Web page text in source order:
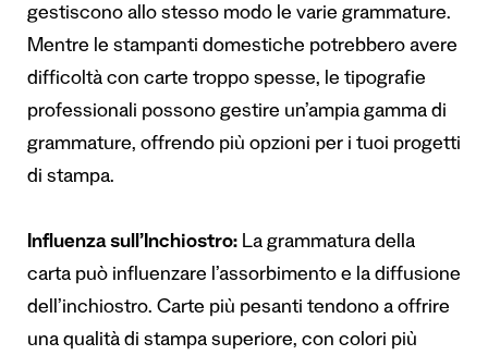
gestiscono allo stesso modo le varie grammature.
Mentre le stampanti domestiche potrebbero avere
difficoltà con carte troppo spesse, le tipografie
professionali possono gestire un’ampia gamma di
grammature, offrendo più opzioni per i tuoi progetti
di stampa.
Influenza sull’Inchiostro: La grammatura della
carta può influenzare l’assorbimento e la diffusione
dell’inchiostro. Carte più pesanti tendono a offrire
una qualità di stampa superiore, con colori più